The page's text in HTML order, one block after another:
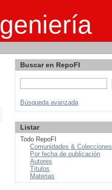
Buscar en RepoFI
Búsqueda avanzada
Listar
Todo RepoFI
Comunidades & Colecciones
Por fecha de publicación
Autores
Títulos
Materias